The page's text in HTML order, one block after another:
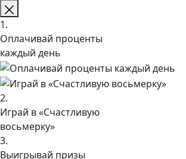
1.
Оплачивай проценты
каждый день
2.
Играй в «Счастливую
восьмерку»
3.
Выигрывай призы